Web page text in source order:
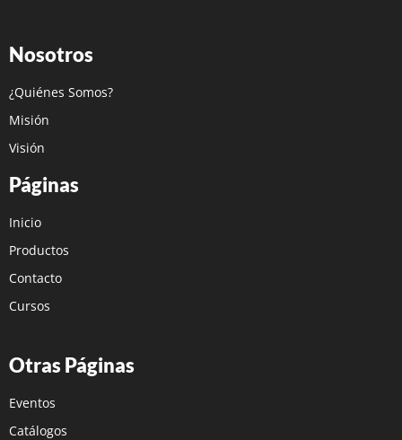
Nosotros
¿Quiénes Somos?
Misión
Visión
Páginas
Inicio
Productos
Contacto
Cursos
Otras Páginas
Eventos
Catálogos